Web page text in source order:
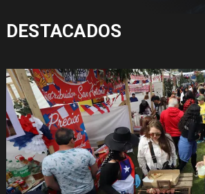
DESTACADOS